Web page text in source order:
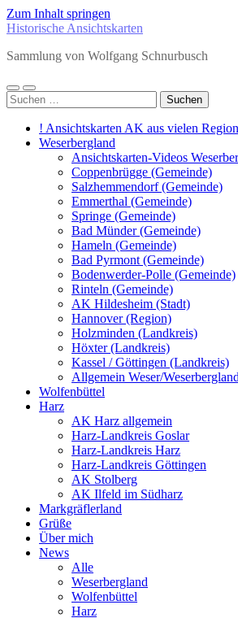
Zum Inhalt springen
Historische Ansichtskarten
Sammlung von Wolfgang Schnurbusch
Mobile-
Menü
Suchfeld
ein-/ausblenden
Suchen
nach:
! Ansichtskarten AK aus vielen
Weserbergland
Ansichtskarten-Videos
Coppenbrügge (Gemeinde)
Salzhemmendorf (Gemeinde)
Emmerthal (Gemeinde)
Springe (Gemeinde)
Bad Münder (Gemeinde)
Hameln (Gemeinde)
Bad Pyrmont (Gemeinde)
Bodenwerder-Polle (Gemeinde)
Rinteln (Gemeinde)
AK Hildesheim (Stadt)
Hannover (Region)
Holzminden (Landkreis)
Höxter (Landkreis)
Kassel / Göttingen (Landkreis)
Allgemein Weser/Weserbergland
Wolfenbüttel
Harz
AK Harz allgemein
Harz-Landkreis Goslar
Harz-Landkreis Harz
Harz-Landkreis Göttingen
AK Stolberg
AK Ilfeld im Südharz
Markgräflerland
Grüße
Über mich
News
Alle
Weserbergland
Wolfenbüttel
Harz